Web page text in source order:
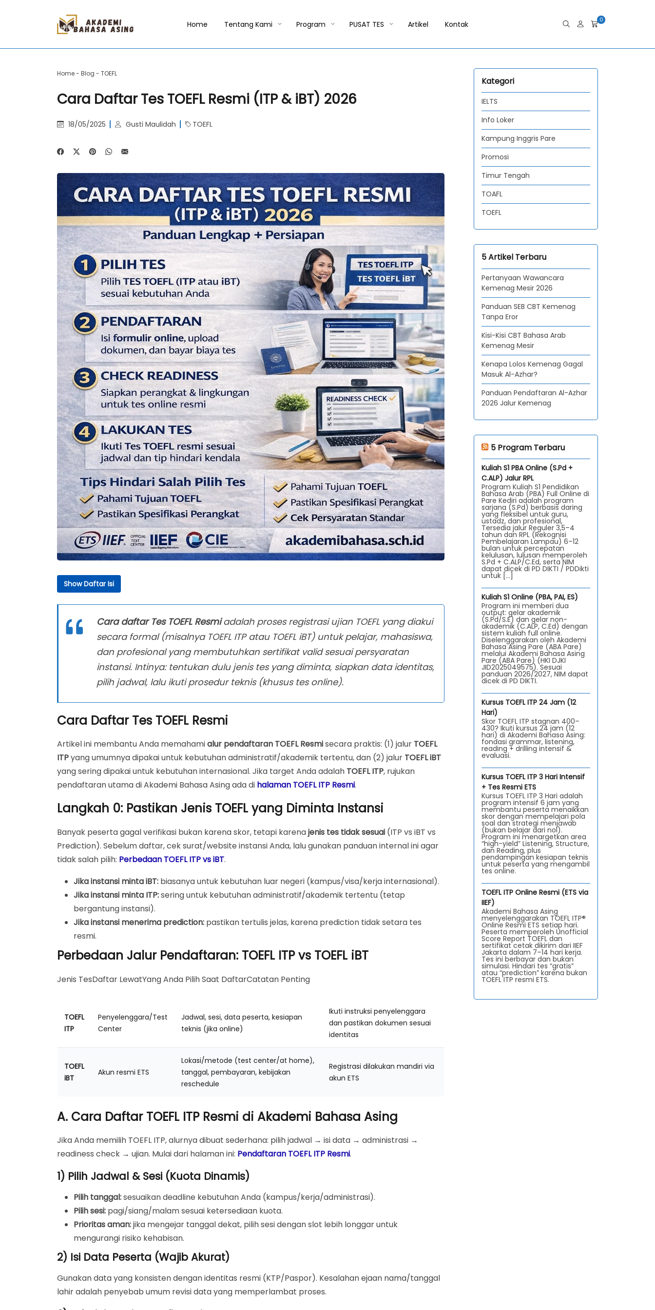
Home Tentang Kami Program PUSAT TES Artikel Kontak
0
Home- Blog - TOEFL
Cara Daftar Tes TOEFL Resmi (ITP & iBT) 2026
18/05/2025 Gusti Maulidah TOEFL
Show Daftar Isi
Langkah 0: Pastikan Jenis TOEFL yang Diminta Instansi
Perbedaan Jalur Pendaftaran: TOEFL ITP vs TOEFL iBT
A. Cara Daftar TOEFL ITP Resmi di Akademi Bahasa Asing
1) Pilih Jadwal & Sesi (Kuota Dinamis)
2) Isi Data Peserta (Wajib Akurat)
3) Administrasi & Konfirmasi
5) Hari-H Ujian & Dokumen Hasil
B. Cara Daftar TOEFL iBT Resmi (Mandiri via ETS)
Checklist Praktis Registrasi TOEFL iBT
Kesalahan Paling Umum Saat Daftar TOEFL Resmi
FAQ – Cara Daftar Tes TOEFL Resmi
Cara daftar Tes TOEFL Resmiadalah proses registrasi ujian TOEFL yang diakui
secara formal (misalnya TOEFL ITP atau TOEFL iBT) untuk pelajar, mahasiswa,
dan profesional yang membutuhkan sertifikat valid sesuai persyaratan
instansi. Intinya: tentukan dulu jenis tes yang diminta, siapkan data identitas,
pilih jadwal, lalu ikuti prosedur teknis (khusus tes online).
Cara Daftar Tes TOEFL Resmi
Artikel ini membantu Anda memahamialur pendaftaran TOEFL Resmisecara praktis: (1) jalur TOEFL
ITPyang umumnya dipakai untuk kebutuhan administratif/akademik tertentu, dan (2) jalur TOEFL iBT
yang sering dipakai untuk kebutuhan internasional. Jika target Anda adalah TOEFL ITP, rujukan
pendaftaran utama di Akademi Bahasa Asing ada di halaman TOEFL ITP Resmi.
Langkah 0: Pastikan Jenis TOEFL yang Diminta Instansi
Banyak peserta gagal verifikasi bukan karena skor, tetapi karenajenis tes tidak sesuai (ITP vs iBT vs
Prediction). Sebelum daftar, cek surat/website instansi Anda, lalu gunakan panduan internal ini agar
tidak salah pilih: Perbedaan TOEFL ITP vs iBT.
Jika instansi minta iBT: biasanya untuk kebutuhan luar negeri (kampus/visa/kerja internasional).
Jika instansi minta ITP:sering untuk kebutuhan administratif/akademik tertentu (tetap
bergantung instansi).
Jika instansi menerima prediction: pastikan tertulis jelas, karena prediction tidak setara tes
resmi.
Perbedaan Jalur Pendaftaran: TOEFL ITP vs TOEFL iBT
Jenis TesDaftar LewatYang Anda Pilih Saat DaftarCatatan Penting
TOEFL
ITP
Penyelenggara/Test
Center
Jadwal, sesi, data peserta, kesiapan
teknis (jika online)
Ikuti instruksi penyelenggara
dan pastikan dokumen sesuai
identitas
TOEFL
iBT
Akun resmi ETS
Lokasi/metode (test center/at home),
tanggal, pembayaran, kebijakan
reschedule
Registrasi dilakukan mandiri via
akun ETS
A. Cara Daftar TOEFL ITP Resmi di Akademi Bahasa Asing
Jika Anda memilih TOEFL ITP, alurnya dibuat sederhana: pilih jadwal → isi data → administrasi →
readiness check → ujian. Mulai dari halaman ini: Pendaftaran TOEFL ITP Resmi.
1) Pilih Jadwal & Sesi (Kuota Dinamis)
Pilih tanggal:sesuaikan deadline kebutuhan Anda (kampus/kerja/administrasi).
Pilih sesi: pagi/siang/malam sesuai ketersediaan kuota.
Prioritas aman:jika mengejar tanggal dekat, pilih sesi dengan slot lebih longgar untuk
mengurangi risiko kehabisan.
2) Isi Data Peserta (Wajib Akurat)
Gunakan data yang konsisten dengan identitas resmi (KTP/Paspor). Kesalahan ejaan nama/tanggal
lahir adalah penyebab umum revisi data yang memperlambat proses.
Kategori
IELTS
Info Loker
Kampung Inggris Pare
Promosi
Timur Tengah
TOAFL
TOEFL
5 Artikel Terbaru
Pertanyaan Wawancara
Kemenag Mesir 2026
Panduan SEB CBT Kemenag
Tanpa Eror
Kisi-Kisi CBT Bahasa Arab
Kemenag Mesir
Kenapa Lolos Kemenag Gagal
Masuk Al-Azhar?
Panduan Pendaftaran Al-Azhar
2026 Jalur Kemenag
5 Program Terbaru
Kuliah S1 PBA Online (S.Pd +
C.ALP) Jalur RPL
Program Kuliah S1 Pendidikan
Bahasa Arab (PBA) Full Online di
Pare Kediri adalah program
sarjana (S.Pd) berbasis daring
yang fleksibel untuk guru,
ustadz, dan profesional,
Tersedia jalur Reguler 3,5–4
tahun dan RPL (Rekognisi
Pembelajaran Lampau) 6–12
bulan untuk percepatan
kelulusan, lulusan memperoleh
S.Pd + C.ALP/C.Ed, serta NIM
dapat dicek di PD DIKTI / PDDikti
untuk […]
Kuliah S1 Online (PBA, PAI, ES)
Program ini memberi dua
output: gelar akademik
(S.Pd/S.E) dan gelar non-
akademik (C.ALP, C.Ed) dengan
sistem kuliah full online.
Diselenggarakan oleh Akademi
Bahasa Asing Pare (ABA Pare)
melalui Akademi Bahasa Asing
Pare (ABA Pare) (HKI DJKI
JID2025049575). Sesuai
panduan 2026/2027, NIM dapat
dicek di PD DIKTI.
Kursus TOEFL ITP 24 Jam (12
Hari)
Skor TOEFL ITP stagnan 400–
430? Ikuti kursus 24 jam (12
hari) di Akademi Bahasa Asing:
fondasi grammar, listening,
reading + drilling intensif &
evaluasi.
Kursus TOEFL ITP 3 Hari Intensif
+ Tes Resmi ETS
Kursus TOEFL ITP 3 Hari adalah
program intensif 6 jam yang
membantu peserta menaikkan
skor dengan mempelajari pola
soal dan strategi menjawab
(bukan belajar dari nol).
Program ini menargetkan area
“high-yield” Listening, Structure,
dan Reading, plus
pendampingan kesiapan teknis
untuk peserta yang mengambil
tes online.
TOEFL ITP Online Resmi (ETS via
IIEF)
Akademi Bahasa Asing
menyelenggarakan TOEFL ITP®
Online Resmi ETS setiap hari.
Peserta memperoleh Unofficial
Score Report TOEFL dan
sertifikat cetak dikirim dari IIEF
Jakarta dalam 7–14 hari kerja.
Tes ini berbayar dan bukan
simulasi. Hindari tes “gratis”
atau “prediction” karena bukan
TOEFL ITP resmi ETS.